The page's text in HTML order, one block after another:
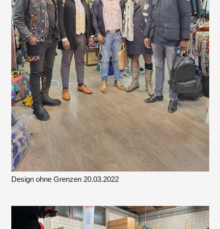
Design ohne Grenzen 20.03.2022